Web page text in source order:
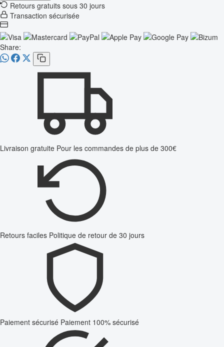
Retours gratuits sous 30 jours
Transaction sécurisée
Share:
Livraison gratuite Pour les commandes de plus de 300€
Retours faciles Politique de retour de 30 jours
Paiement sécurisé Paiement 100% sécurisé